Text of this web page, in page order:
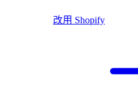
改用 Shopify